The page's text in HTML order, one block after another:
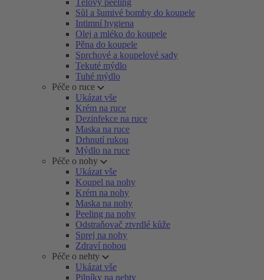
Tělový peeling
Sůl a šumivé bomby do koupele
Intimní hygiena
Olej a mléko do koupele
Pěna do koupele
Sprchové a koupelové sady
Tekuté mýdlo
Tuhé mýdlo
Péče o ruce
Ukázat vše
Krém na ruce
Dezinfekce na ruce
Maska na ruce
Drhnutí rukou
Mýdlo na ruce
Péče o nohy
Ukázat vše
Koupel na nohy
Krém na nohy
Maska na nohy
Peeling na nohy
Odstraňovač ztvrdlé kůže
Sprej na nohy
Zdraví nohou
Péče o nehty
Ukázat vše
Pilníky na nehty